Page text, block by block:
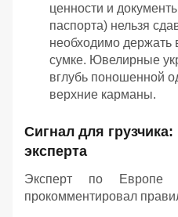
ценности и
паспорта) нельзя
необходимо держать
сумке. Ювелирные
вглубь поношенной
верхние карманы.
Сигнал для
эксперта
Эксперт по Европе
прокомментировал